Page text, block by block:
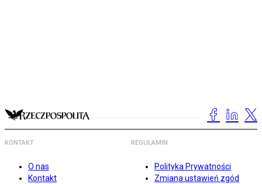
KONTAKT
O nas
Kontakt
REGULAMIN
Polityka Prywatności
Zmiana ustawień zgód